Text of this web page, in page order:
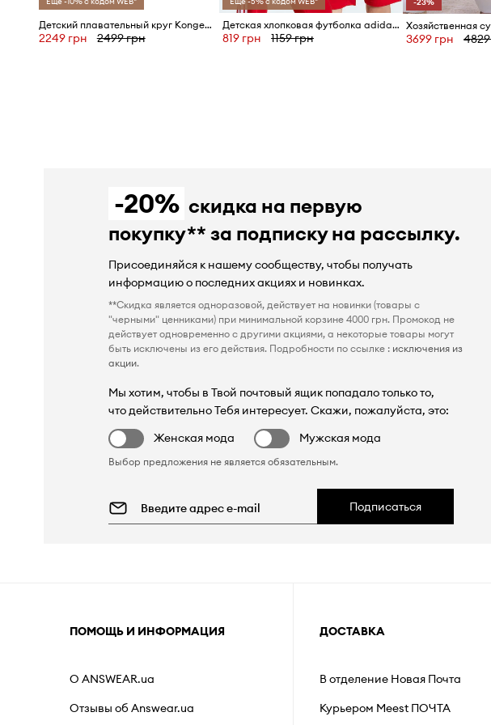
Детский плавательный круг Konges Sløjd BABY WATER RING
2249 грн 2499 грн
Детская хлопковая футболка adidas Originals
819 грн 1159 грн
-23%
3699 грн
-20% скидка на первую
покупку** за подписку на рассылку.
Присоединяйся к нашему сообществу, чтобы получать
информацию о последних акциях и новинках.
**Скидка является одноразовой, действует на новинки (товары с
"черными" ценниками) при минимальной корзине 4000 грн. Промокод не
действует одновременно с другими акциями, а некоторые товары могут
быть исключены из его действия. Подробности по ссылке : исключения из
акции.
Мы хотим, чтобы в Твой почтовый ящик попадало только то,
что действительно Тебя интересует. Скажи, пожалуйста, это:
Женская мода
Мужская мода
Выбор предложения не является обязательным.
Подписаться
ПОМОЩЬ И ИНФОРМАЦИЯ
О ANSWEAR.ua
Отзывы об Answear.ua
ДОСТАВКА
В отделение Новая Почта
Курьером Meest ПОЧТА